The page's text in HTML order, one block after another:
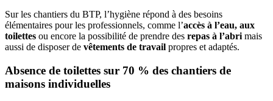
Sur les chantiers du BTP, l’hygiène répond à des besoins
élémentaires pour les professionnels, comme l’accès à l’eau, aux
toilettes ou encore la possibilité de prendre des repas à l’abri mais
aussi de disposer de vêtements de travail propres et adaptés.
Absence de toilettes sur 70 % des chantiers de
maisons individuelles